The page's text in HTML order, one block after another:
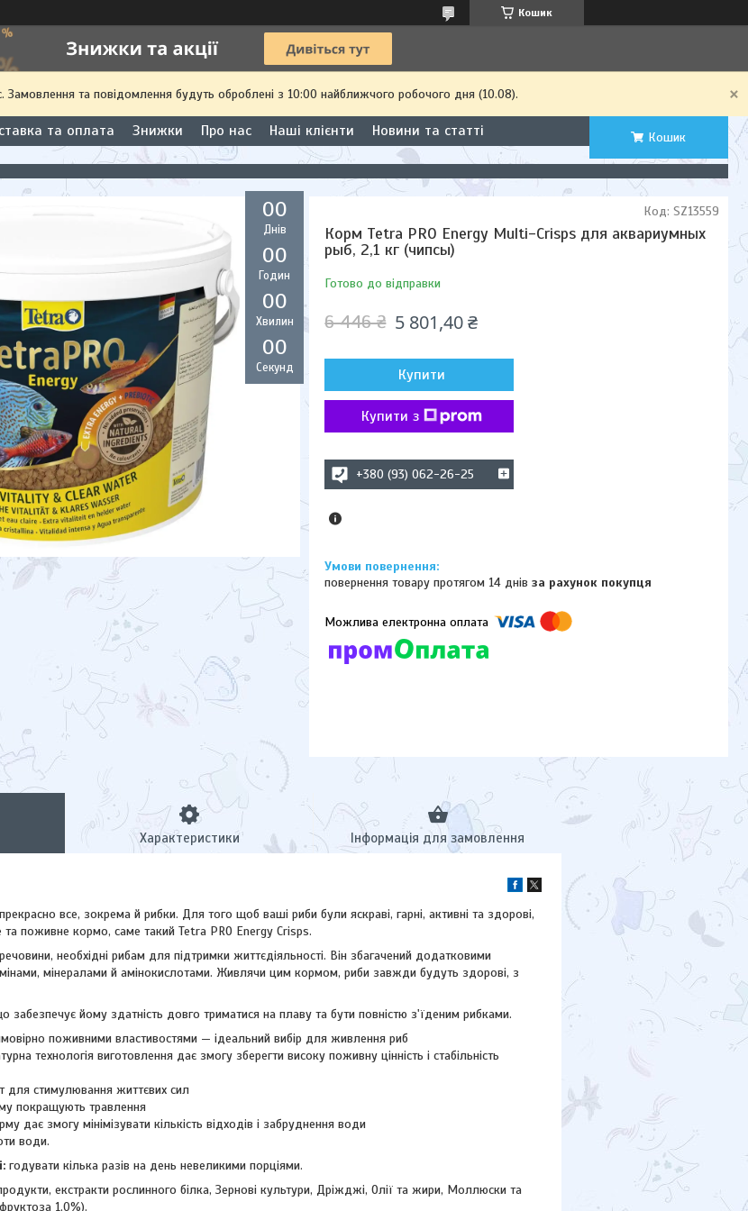
Кошик
Замовлення та повідомлення будуть оброблені з 10:00 найближчого робочого дня (10.08).
та оплата Знижки Про нас Наші клієнти Новини та статті Кошик
00
Днів
00
Годин
00
Хвилин
00
Секунд
Корм Tetra PRO Energy Multi-Crisps для аквариумных
рыб, 2,1 кг (чипсы)
Готово до відправки
Код: SZ13559
6 446 ₴ 5 801,40 ₴
Купити
Купити з
+380 (93) 062-26-25
повернення товару протягом 14 днівза рахунок покупця
Характеристики Інформація для замовлення
все, зокрема й рибки. Для того щоб ваші риби були яскраві, гарні, активні та здорові,
та поживне кормо, саме такий Tetra PRO Energy Crisps.
необхідні рибам для підтримки життєдіяльності. Він збагачений додатковими
мінералами й амінокислотами. Живлячи цим кормом, риби завжди будуть здорові, з
забезпечує йому здатність довго триматися на плаву та бути повністю з'їденим рибками.
поживними властивостями — ідеальний вибір для живлення риб
технологія виготовлення дає змогу зберегти високу поживну цінність і стабільність
для стимулювання життєвих сил
покращують травлення
дає змогу мінімізувати кількість відходів і забруднення води
води.
годувати кілька разів на день невеликими порціями.
екстракти рослинного білка, Зернові культури, Дріжджі, Олії та жири, Моллюски та
1,0%).